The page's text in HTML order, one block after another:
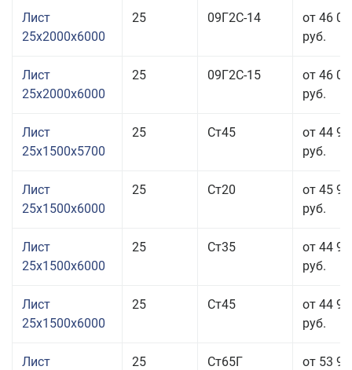
Лист
25x2000x6000
25 09Г2С-14
от 46
руб.
Лист
25x2000x6000
25 09Г2С-15
от 46
руб.
Лист
25x1500x5700
25 Ст45
от 44
руб.
Лист
25x1500x6000
25 Ст20
от 45
руб.
Лист
25x1500x6000
25 Ст35
от 44
руб.
Лист
25x1500x6000
25 Ст45
от 44
руб.
Лист
25 Ст65Г
от 53